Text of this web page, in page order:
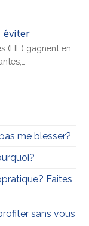
éviter
(HE) gagnent en
me blesser?
Faites
sans vous